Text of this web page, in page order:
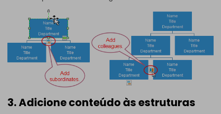
3. Adicione conteúdo às estruturas